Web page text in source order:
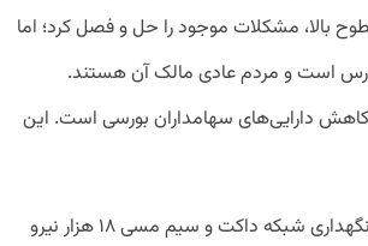
بالا، مشکلات موجود را حل و فصل کرد؛ اما
است و مردم عادی مالک آن هستند.
دارایی‌های سهامداران بورسی است. این
۳- شرکت مخابرات ایران مدعی است برای نگهداری شبکه داکت و سیم مسی ۱۸ هزار نیرو